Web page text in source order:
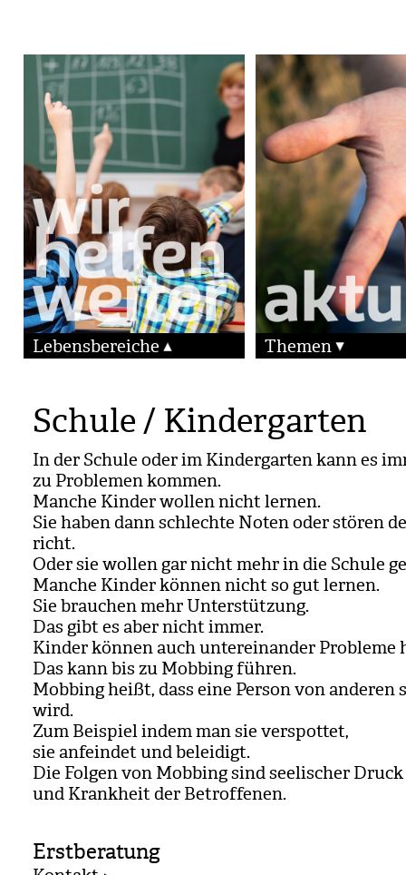
Lebensbereiche Themen
Schule / Kindergarten
In der Schule oder im Kin­der­gar­ten kann es
zu Pro­ble­men kom­men.
Man­che Kin­der wol­len nicht ler­nen.
Sie haben dann schlechte Noten oder stö­ren
richt.
Oder sie wol­len gar nicht mehr in die Schule
Man­che Kin­der kön­nen nicht so gut ler­nen.
Sie brau­chen mehr Unter­stüt­zung.
Das gibt es aber nicht immer.
Kin­der kön­nen auch unter­ein­an­der Pro­bleme
Das kann bis zu Mob­bing füh­ren.
Mob­bing heißt, dass eine Per­son von ande­ren
wird.
Zum Bei­spiel indem man sie ver­spot­tet,
sie anfein­det und belei­digt.
Die Fol­gen von Mob­bing sind see­li­scher Druck
und Krank­heit der Betrof­fe­nen.
Erstberatung